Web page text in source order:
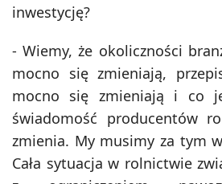
inwestycję?
- Wiemy, że okoliczności
mocno się zmieniają,
mocno się zmieniają i co
świadomość producentów
zmienia. My musimy za tym
Cała sytuacja w rolnictwie